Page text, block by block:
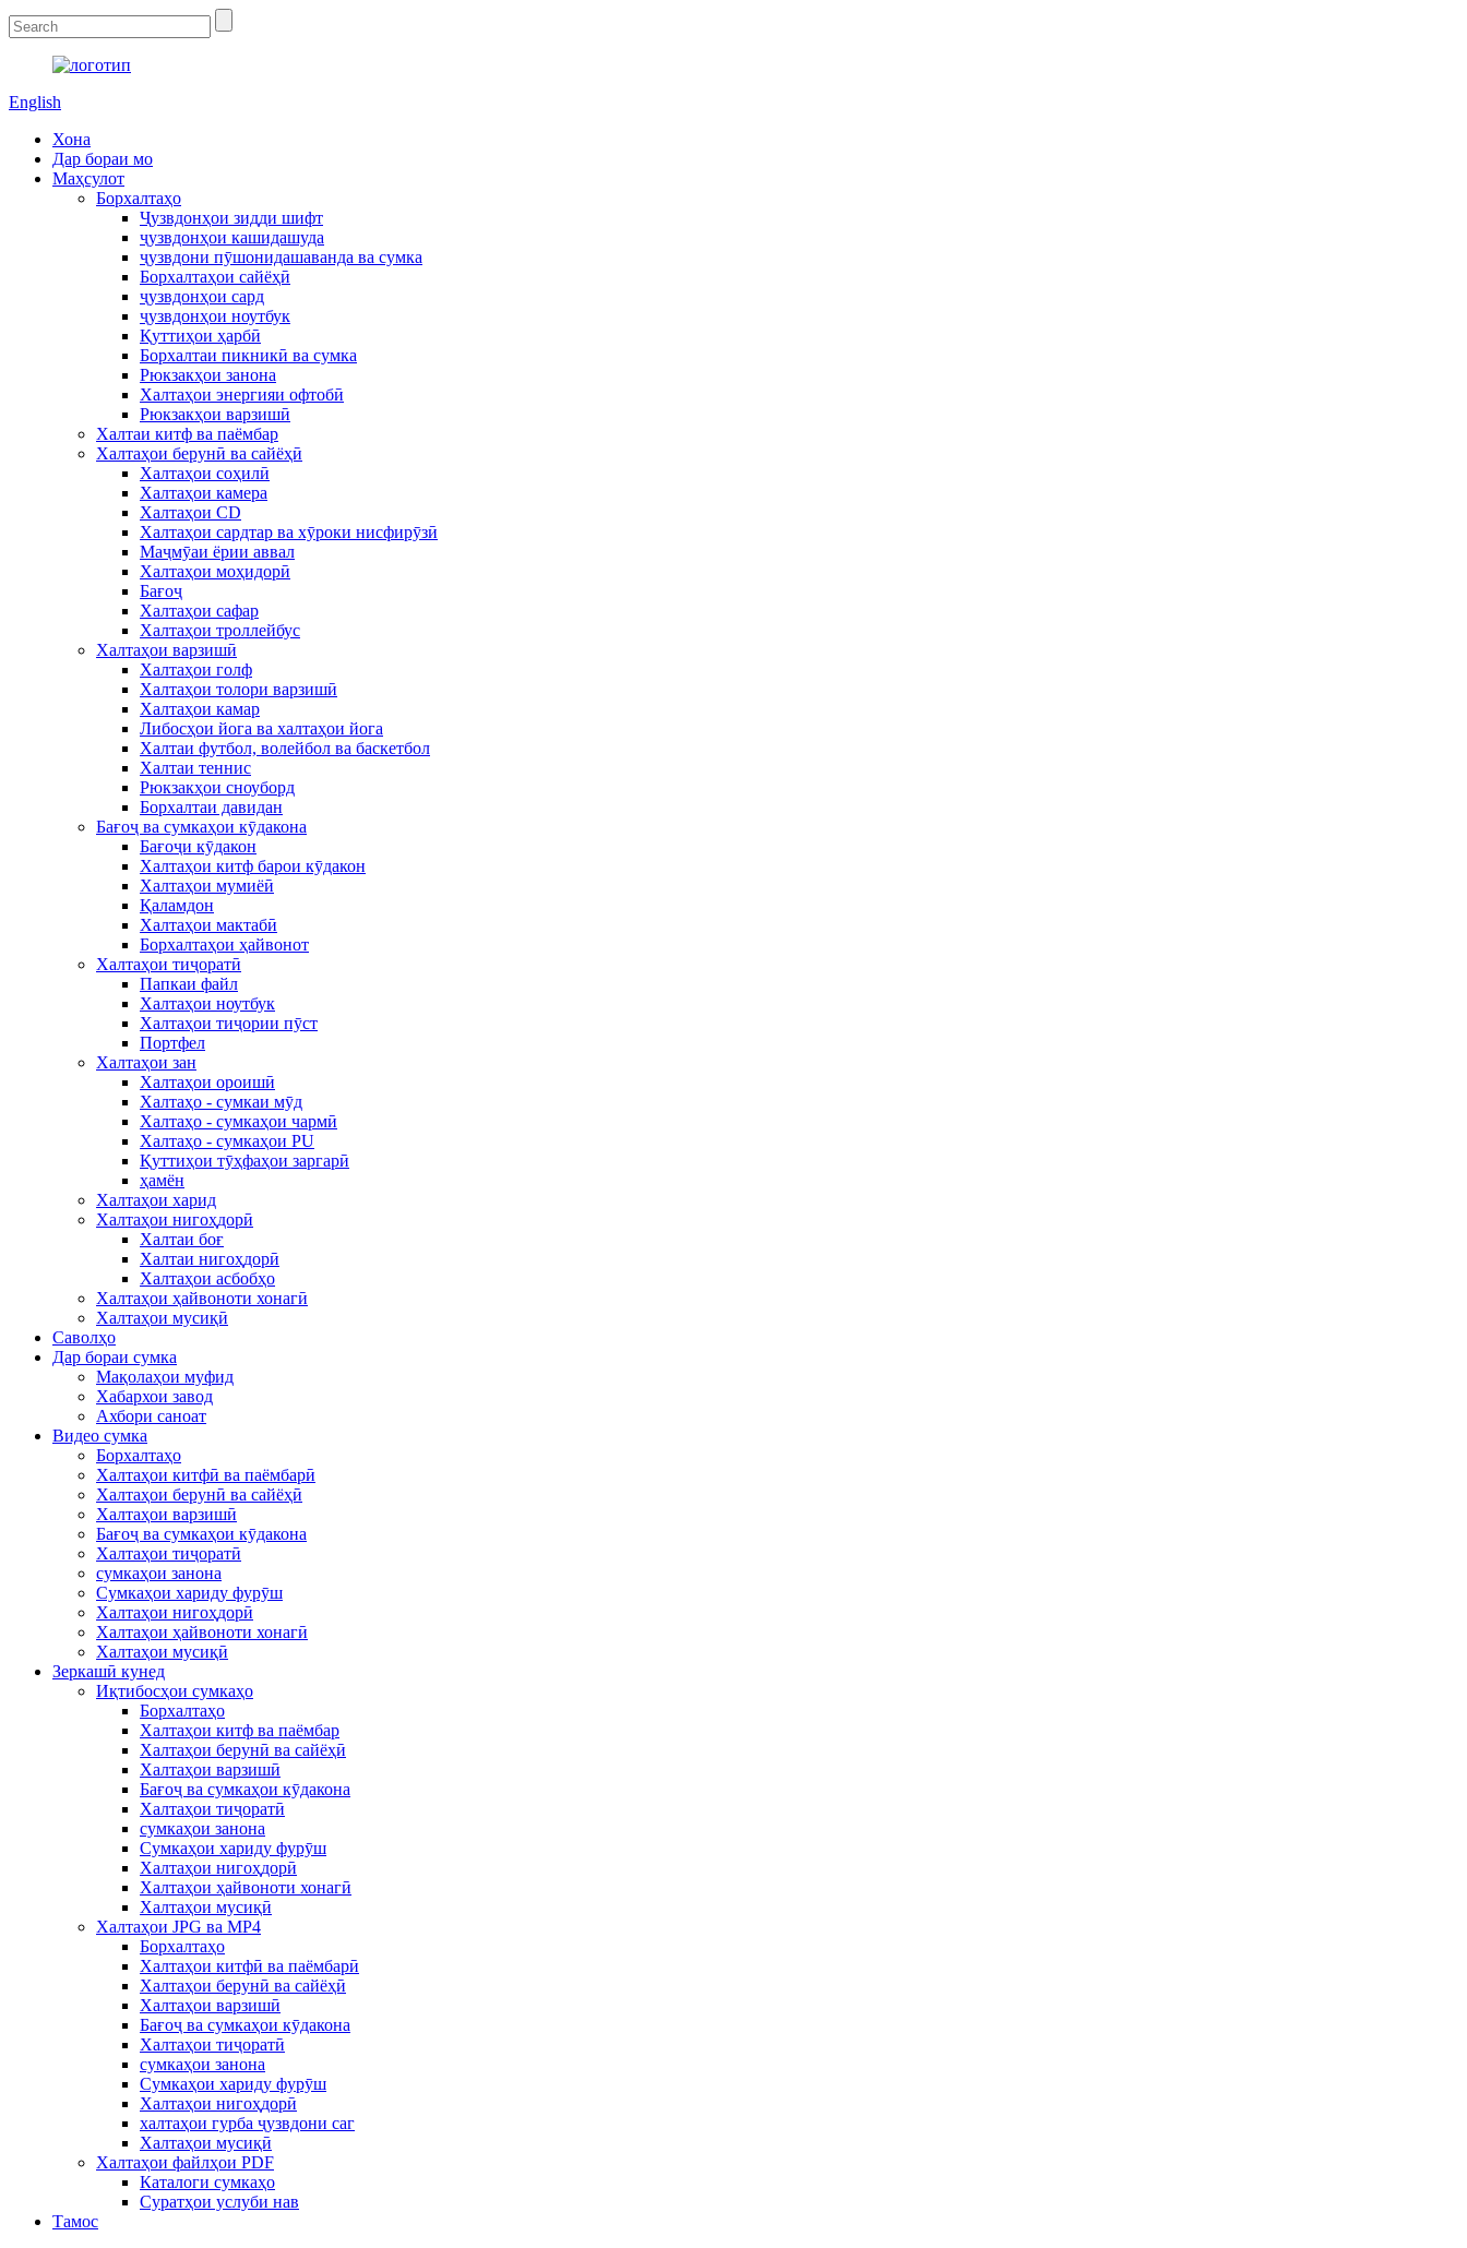
English
Хона
Дар бораи мо
Маҳсулот
Борхалтаҳо
Ҷузвдонҳои зидди шифт
ҷузвдонҳои кашидашуда
ҷузвдони пӯшонидашаванда ва сумка
Борхалтаҳои сайёҳӣ
ҷузвдонҳои сард
ҷузвдонҳои ноутбук
Қуттиҳои ҳарбӣ
Борхалтаи пикникӣ ва сумка
Рюкзакҳои занона
Халтаҳои энергияи офтобӣ
Рюкзакҳои варзишӣ
Халтаи китф ва паёмбар
Халтаҳои берунӣ ва сайёҳӣ
Халтаҳои соҳилӣ
Халтаҳои камера
Халтаҳои CD
Халтаҳои сардтар ва хӯроки нисфирӯзӣ
Маҷмӯаи ёрии аввал
Халтаҳои моҳидорӣ
Бағоҷ
Халтаҳои сафар
Халтаҳои троллейбус
Халтаҳои варзишӣ
Халтаҳои голф
Халтаҳои толори варзишӣ
Халтаҳои камар
Либосҳои йога ва халтаҳои йога
Халтаи футбол, волейбол ва баскетбол
Халтаи теннис
Рюкзакҳои сноуборд
Борхалтаи давидан
Бағоҷ ва сумкаҳои кӯдакона
Бағоҷи кӯдакон
Халтаҳои китф барои кӯдакон
Халтаҳои мумиёӣ
Қаламдон
Халтаҳои мактабӣ
Борхалтаҳои ҳайвонот
Халтаҳои тиҷоратӣ
Папкаи файл
Халтаҳои ноутбук
Халтаҳои тиҷории пӯст
Портфел
Халтаҳои зан
Халтаҳои ороишӣ
Халтаҳо - сумкаи мӯд
Халтаҳо - сумкаҳои чармӣ
Халтаҳо - сумкаҳои PU
Қуттиҳои тӯҳфаҳои заргарӣ
ҳамён
Халтаҳои харид
Халтаҳои нигоҳдорӣ
Халтаи боғ
Халтаи нигоҳдорӣ
Халтаҳои асбобҳо
Халтаҳои ҳайвоноти хонагӣ
Халтаҳои мусиқӣ
Саволҳо
Дар бораи сумка
Мақолаҳои муфид
Хабархои завод
Ахбори саноат
Видео сумка
Борхалтаҳо
Халтаҳои китфӣ ва паёмбарӣ
Халтаҳои берунӣ ва сайёҳӣ
Халтаҳои варзишӣ
Бағоҷ ва сумкаҳои кӯдакона
Халтаҳои тиҷоратӣ
сумкаҳои занона
Сумкаҳои хариду фурӯш
Халтаҳои нигоҳдорӣ
Халтаҳои ҳайвоноти хонагӣ
Халтаҳои мусиқӣ
Зеркашӣ кунед
Иқтибосҳои сумкаҳо
Борхалтаҳо
Халтаҳои китф ва паёмбар
Халтаҳои берунӣ ва сайёҳӣ
Халтаҳои варзишӣ
Бағоҷ ва сумкаҳои кӯдакона
Халтаҳои тиҷоратӣ
сумкаҳои занона
Сумкаҳои хариду фурӯш
Халтаҳои нигоҳдорӣ
Халтаҳои ҳайвоноти хонагӣ
Халтаҳои мусиқӣ
Халтаҳои JPG ва MP4
Борхалтаҳо
Халтаҳои китфӣ ва паёмбарӣ
Халтаҳои берунӣ ва сайёҳӣ
Халтаҳои варзишӣ
Бағоҷ ва сумкаҳои кӯдакона
Халтаҳои тиҷоратӣ
сумкаҳои занона
Сумкаҳои хариду фурӯш
Халтаҳои нигоҳдорӣ
халтаҳои гурба ҷузвдони саг
Халтаҳои мусиқӣ
Халтаҳои файлҳои PDF
Каталоги сумкаҳо
Суратҳои услуби нав
Тамос